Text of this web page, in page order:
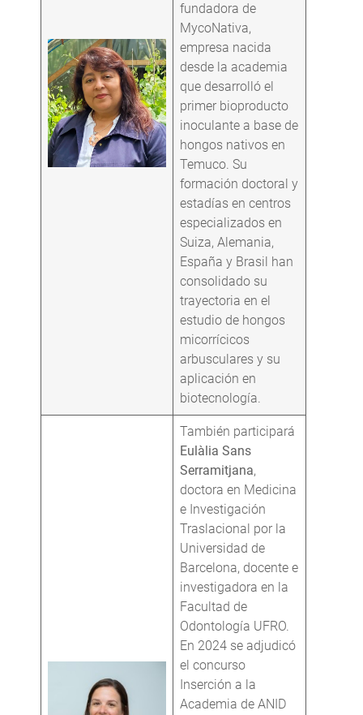
fundadora de
MycoNativa,
empresa nacida
desde la academia
que desarrolló el
primer bioproducto
inoculante a base de
hongos nativos en
Temuco. Su
formación doctoral y
estadías en centros
especializados en
Suiza, Alemania,
España y Brasil han
consolidado su
trayectoria en el
estudio de hongos
micorrícicos
arbusculares y su
aplicación en
biotecnología.
También participará
Eulàlia Sans
Serramitjana,
doctora en Medicina
e Investigación
Traslacional por la
Universidad de
Barcelona, docente e
investigadora en la
Facultad de
Odontología UFRO.
En 2024 se adjudicó
el concurso
Inserción a la
Academia de ANID